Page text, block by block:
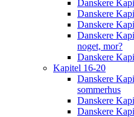
Danskere
Danskere
Danskere
Danskere
noget, mor?
Danskere
Kapitel 16-20
Danskere
sommerhus
Danskere
Danskere